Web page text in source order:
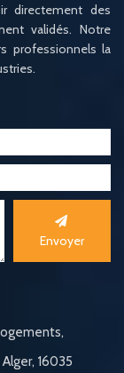
directement des
validés. Notre
professionnels la
Envoyer
16035